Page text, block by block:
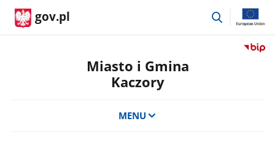
gov.pl
przejdź
Przejdź
Miasto i Gmina
Kaczory
MENU